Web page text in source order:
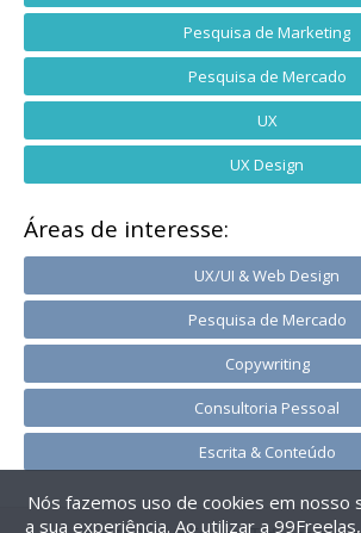
Pesquisa de Marketing
Pesquisa de Mercado
UX
UX Design
Áreas de interesse:
UX/UI & Web Design
Pesquisa de Mercado
Copywriting
Consultoria Pessoal
Escrita & Conteúdo
Nós fazemos uso de cookies em nosso
a sua experiência. Ao utilizar a